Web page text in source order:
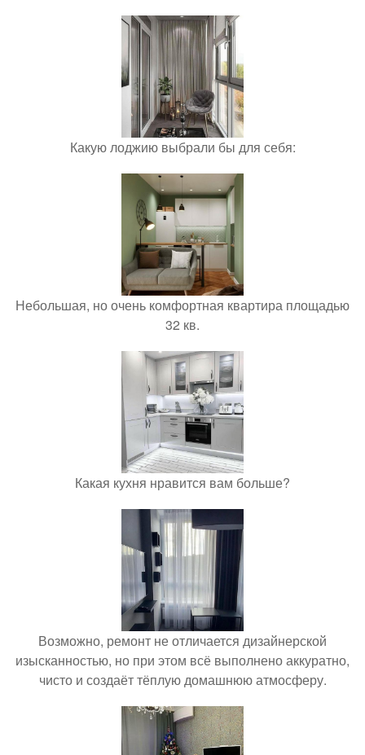
Какую лоджию выбрали бы для себя:
Небольшая, но очень комфортная квартира площадью
32 кв.
Какая кухня нравится вам больше?
Возможно, ремонт не отличается дизайнерской
изысканностью, но при этом всё выполнено аккуратно,
чисто и создаёт тёплую домашнюю атмосферу.